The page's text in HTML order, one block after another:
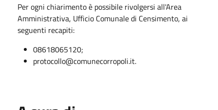
Per ogni chiarimento è possibile rivolgersi all'Area
Amministrativa, Ufficio Comunale di Censimento, ai
seguenti recapiti:
08618065120;
protocollo@comunecorropoli.it.